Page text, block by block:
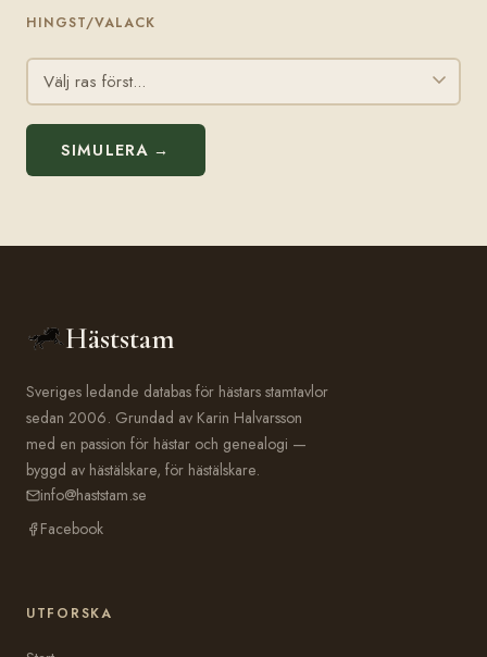
HINGST/VALACK
SIMULERA →
Häststam
Sveriges ledande databas för hästars stamtavlor
sedan 2006. Grundad av Karin Halvarsson
med en passion för hästar och genealogi —
byggd av hästälskare, för hästälskare.
info@haststam.se
Facebook
UTFORSKA